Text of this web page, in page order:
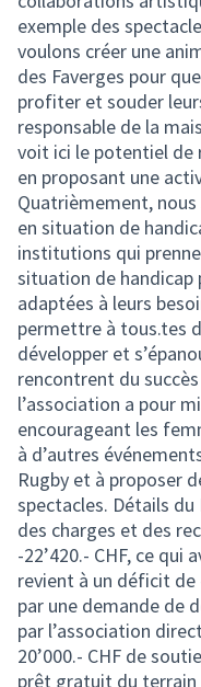
exemple des
voulons créer une
des Faverges pour
profiter et souder
responsable de la
voit ici le potentiel de
en proposant une
Quatrièmement,
en situation de
institutions qui
situation de handicap
adaptées à leurs
permettre à tous.tes
développer et
rencontrent du
l’association a pour
encourageant les
à d’autres
Rugby et à proposer
spectacles. Détails
des charges et des
-22’420.- CHF, ce qui
revient à un déficit de
par une demande de
par l’association
20’000.- CHF de
prêt gratuit du terrain